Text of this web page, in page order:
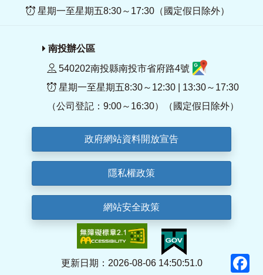
星期一至星期五8:30～17:30（國定假日除外）
南投辦公區
540202南投縣南投市省府路4號
星期一至星期五8:30～12:30 | 13:30～17:30
（公司登記：9:00～16:30）（國定假日除外）
政府網站資料開放宣告
隱私權政策
網站安全政策
更新日期：2026-08-06 14:50:51.0